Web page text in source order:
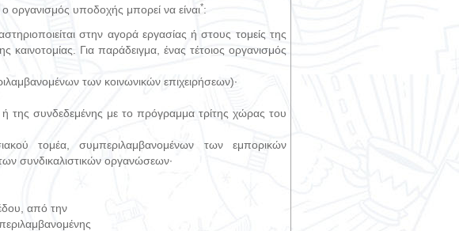
οργανισμός υποδοχής μπορεί να είναι*:
στην αγορά εργασίας ή στους τομείς της
καινοτομίας. Για παράδειγμα, ένας τέτοιος οργανισμός
των κοινωνικών επιχειρήσεων)·
της συνδεδεμένης με το πρόγραμμα τρίτης χώρας του
τομέα, συμπεριλαμβανομένων των εμπορικών
συνδικαλιστικών οργανώσεων·
από την